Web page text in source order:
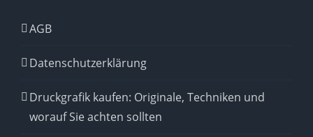
AGB
Datenschutzerklärung
Druckgrafik kaufen: Originale, Techniken und
worauf Sie achten sollten